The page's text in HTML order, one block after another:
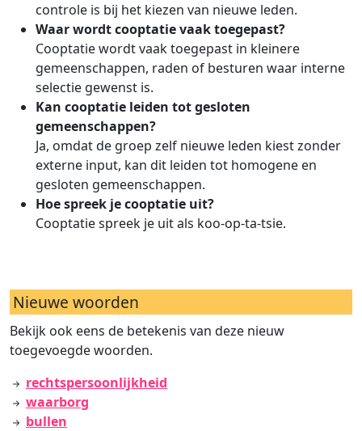
controle is bij het kiezen van nieuwe leden.
Waar wordt cooptatie vaak toegepast?
Cooptatie wordt vaak toegepast in kleinere
gemeenschappen, raden of besturen waar interne
selectie gewenst is.
Kan cooptatie leiden tot gesloten
gemeenschappen?
Ja, omdat de groep zelf nieuwe leden kiest zonder
externe input, kan dit leiden tot homogene en
gesloten gemeenschappen.
Hoe spreek je cooptatie uit?
Cooptatie spreek je uit als koo-op-ta-tsie.
Nieuwe woorden
Bekijk ook eens de betekenis van deze nieuw
toegevoegde woorden.
rechtspersoonlijkheid
waarborg
bullen